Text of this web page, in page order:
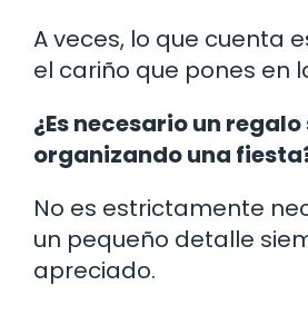
A veces, lo que cuenta
el cariño que pones en
¿Es necesario un
organizando una
No es estrictamente
un pequeño detalle
apreciado.